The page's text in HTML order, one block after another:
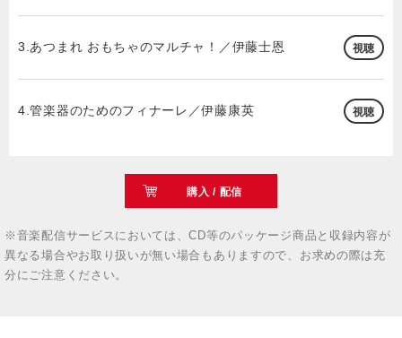
3.あつまれ おもちゃのマルチャ！／伊藤士恩 視聴
4.管楽器のためのフィナーレ／伊藤康英 視聴
購入 / 配信
※音楽配信サービスにおいては、CD等のパッケージ商品と収録内容が
異なる場合やお取り扱いが無い場合もありますので、お求めの際は充
分にご注意ください。